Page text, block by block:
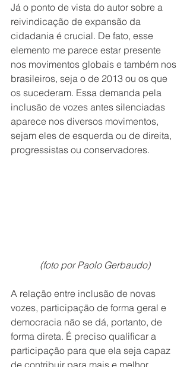
Já o ponto de vista do autor sobre a
reivindicação de expansão da
cidadania é crucial. De fato, esse
elemento me parece estar presente
nos movimentos globais e também nos
brasileiros, seja o de 2013 ou os que
os sucederam. Essa demanda pela
inclusão de vozes antes silenciadas
aparece nos diversos movimentos,
sejam eles de esquerda ou de direita,
progressistas ou conservadores.
(foto por Paolo Gerbaudo)
A relação entre inclusão de novas
vozes, participação de forma geral e
democracia não se dá, portanto, de
forma direta. É preciso qualificar a
participação para que ela seja capaz
de contribuir para mais e melhor